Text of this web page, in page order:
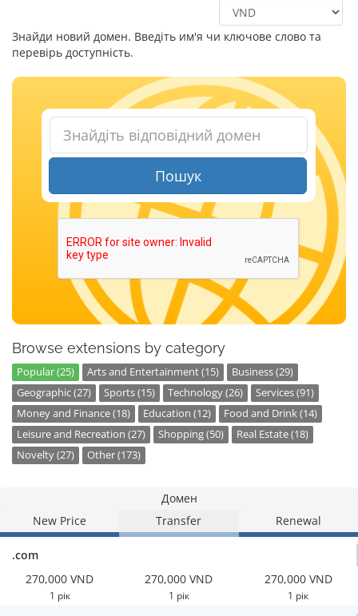
Знайди новий домен. Введіть им'я чи ключове слово та
перевірь доступність.
Пошук
Browse extensions by category
Popular (25) Arts and Entertainment (15)
Business (29)
Geographic (27)
Sports (15) Technology (26)
Services (91)
Money and Finance (18)
Education (12)
Food and Drink (14)
Leisure and Recreation (27)
Shopping (50)
Real Estate (18)
Novelty (27)
Other (173)
Домен
New Price
Transfer Renewal
.com
270,000 VND
1 рік
270,000 VND
1 рік
270,000 VND
1 рік